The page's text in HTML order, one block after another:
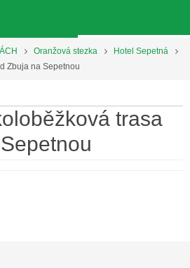
Oranžová stezka
Hotel Sepetná
Zbuja na Sepetnou
trasa